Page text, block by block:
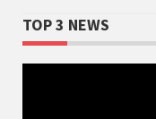
TOP 3 NEWS